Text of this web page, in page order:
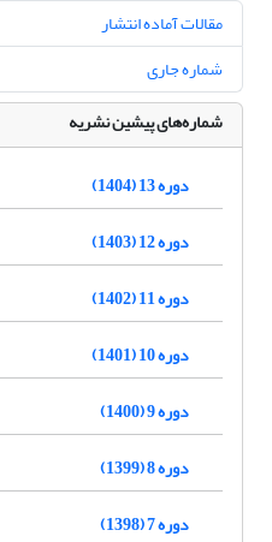
مقالات آماده انتشار
شماره جاری
شماره‌های پیشین نشریه
دوره 13 (1404)
دوره 12 (1403)
دوره 11 (1402)
دوره 10 (1401)
دوره 9 (1400)
دوره 8 (1399)
دوره 7 (1398)